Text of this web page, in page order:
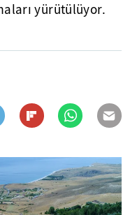
yürütülüyor.